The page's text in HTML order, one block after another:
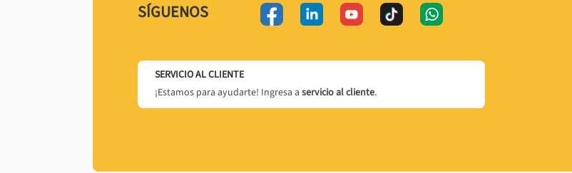
SÍGUENOS
SERVICIO AL CLIENTE
¡Estamos para ayudarte! Ingresa a servicio al cliente.